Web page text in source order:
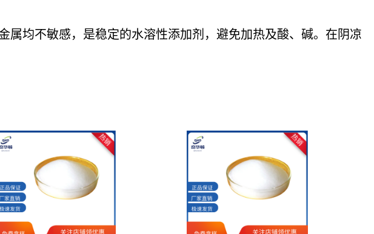
属均不敏感，是稳定的水溶性添加剂，避免加热及酸、碱。在阴凉